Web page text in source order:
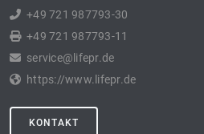
+49 721 987793-30
+49 721 987793-11
service@lifepr.de
https://www.lifepr.de
KONTAKT